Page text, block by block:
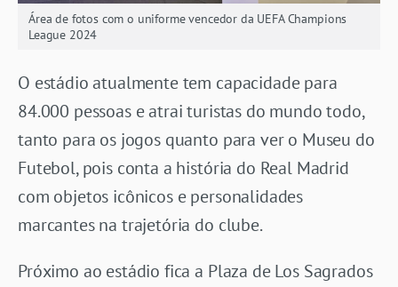
Área de fotos com o uniforme vencedor da UEFA Champions
League 2024
O estádio atualmente tem capacidade para
84.000 pessoas e atrai turistas do mundo todo,
tanto para os jogos quanto para ver o Museu do
Futebol, pois conta a história do Real Madrid
com objetos icônicos e personalidades
marcantes na trajetória do clube.
Próximo ao estádio fica a Plaza de Los Sagrados